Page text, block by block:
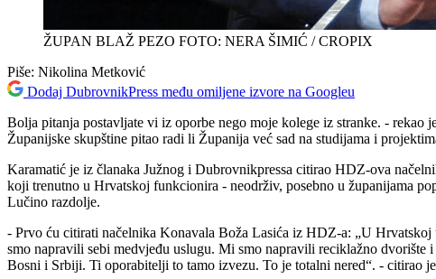
ŽUPAN BLAŽ PEZO FOTO: NERA ŠIMIĆ / CROPIX
Piše: Nikolina Metković
Dodaj DubrovnikPress među omiljene izvore na Googleu
Bolja pitanja postavljate vi iz oporbe nego moje kolege iz stranke. -
Županijske skupštine pitao radi li Županija već sad na studijama i
Karamatić je iz članaka Južnog i Dubrovnikpressa citirao HDZ-ova
koji trenutno u Hrvatskoj funkcionira - neodrživ, posebno u županijama
Lučino razdolje.
- Prvo ću citirati načelnika Konavala Boža Lasića iz HDZ-a: „U
smo napravili sebi medvjeđu uslugu. Mi smo napravili reciklažno dvorište
Bosni i Srbiji. Ti oporabitelji to tamo izvezu. To je totalni nered“. - citirao